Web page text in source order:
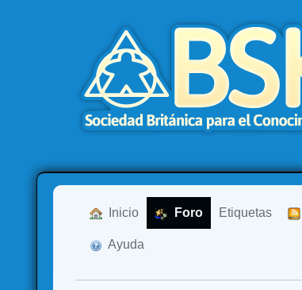
Inicio Foro Etiquetas
Ayuda